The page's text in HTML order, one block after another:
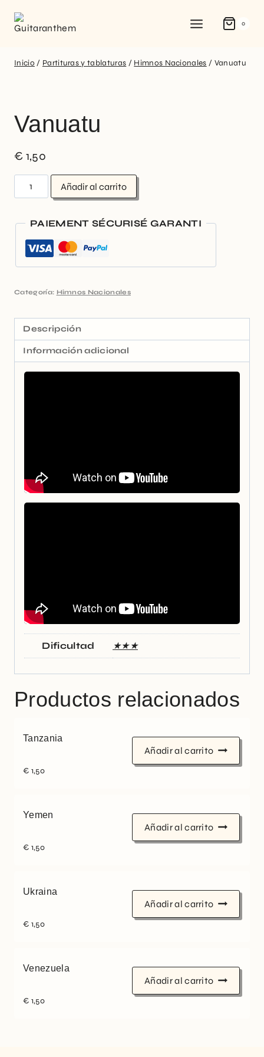
0
Inicio / Partituras y tablaturas / Himnos Nacionales / Vanuatu
Vanuatu
€ 1,50
Añadir al carrito
PAIEMENT SÉCURISÉ GARANTI
Categoría: Himnos Nacionales
Descripción
Información adicional
Dificultad ★★★
Productos relacionados
Tanzania
€ 1,50
Añadir al carrito
Yemen
€ 1,50
Añadir al carrito
Ukraina
€ 1,50
Añadir al carrito
Venezuela
€ 1,50
Añadir al carrito